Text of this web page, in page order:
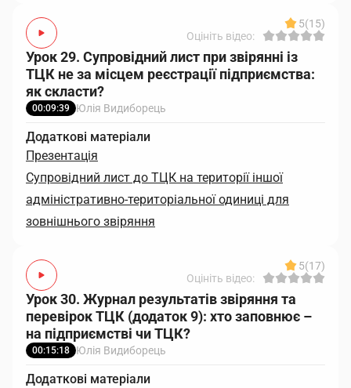
5(15)
Оцініть відео:
Урок 29. Супровідний лист при звірянні із
ТЦК не за місцем реєстрації підприємства:
як скласти?
00:09:39 Юлія Видиборець
Додаткові матеріали
Презентація
Супровідний лист до ТЦК на території іншої
адміністративно-територіальної одиниці для
зовнішнього звіряння
5(17)
Оцініть відео:
Урок 30. Журнал результатів звіряння та
перевірок ТЦК (додаток 9): хто заповнює –
на підприємстві чи ТЦК?
00:15:18 Юлія Видиборець
Додаткові матеріали